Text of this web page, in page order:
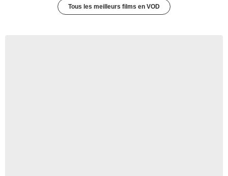
Tous les meilleurs films en VOD